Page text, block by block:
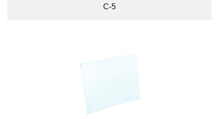
С-5